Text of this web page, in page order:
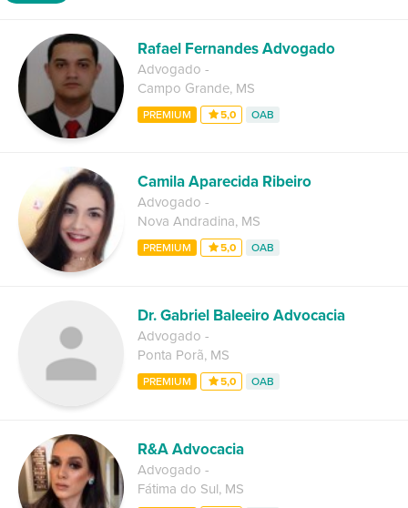
Rafael Fernandes Advogado
Advogado -
Campo Grande, MS
PREMIUM 5,0 OAB
Camila Aparecida Ribeiro
Advogado -
Nova Andradina, MS
PREMIUM 5,0 OAB
Dr. Gabriel Baleeiro Advocacia
Advogado -
Ponta Porã, MS
PREMIUM 5,0 OAB
R&A Advocacia
Advogado -
Fátima do Sul, MS